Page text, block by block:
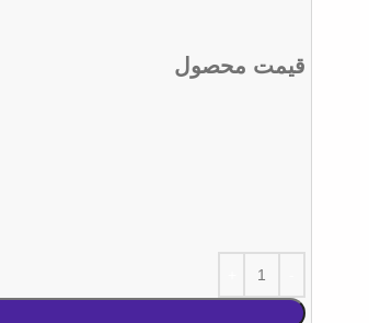
قیمت محصول